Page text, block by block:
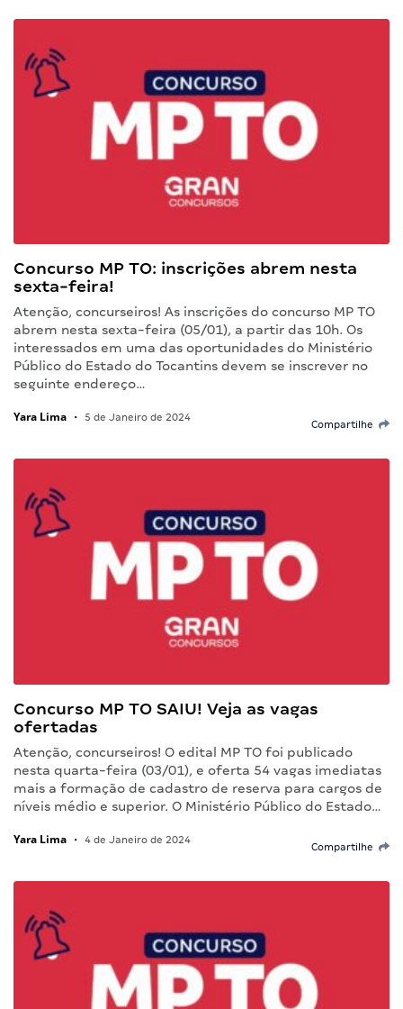
Concurso MP TO: inscrições abrem nesta
sexta-feira!
Atenção, concurseiros! As inscrições do concurso MP TO
abrem nesta sexta-feira (05/01), a partir das 10h. Os
interessados em uma das oportunidades do Ministério
Público do Estado do Tocantins devem se inscrever no
seguinte endereço…
Yara Lima • 5 de Janeiro de 2024
Compartilhe
Concurso MP TO SAIU! Veja as vagas
ofertadas
Atenção, concurseiros! O edital MP TO foi publicado
nesta quarta-feira (03/01), e oferta 54 vagas imediatas
mais a formação de cadastro de reserva para cargos de
níveis médio e superior. O Ministério Público do Estado…
Yara Lima • 4 de Janeiro de 2024
Compartilhe